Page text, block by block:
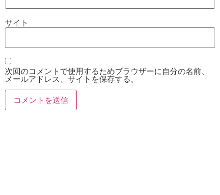
サイト
次回のコメントで使用するためブラウザーに自分の名前、
メールアドレス、サイトを保存する。